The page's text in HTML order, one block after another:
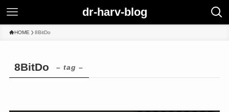
dr-harv-blog
HOME 8BitDo
8BitDo – tag –